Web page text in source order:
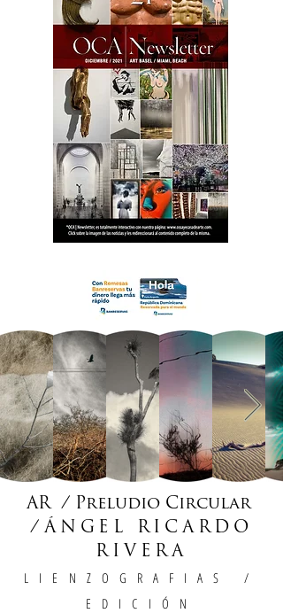
AR / Preludio Circular
/ÁNGEL RICARDO
RIVERA
LIENZOGRAFIAS
/
EDICIÓN